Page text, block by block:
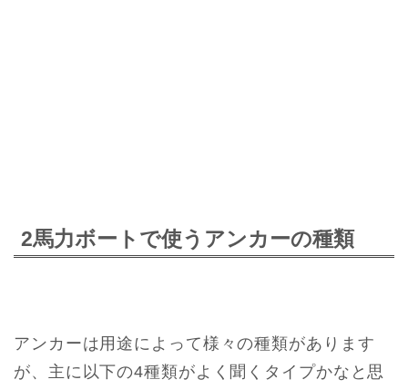
2馬力ボートで使うアンカーの種類
アンカーは用途によって様々の種類があります
が、主に以下の4種類がよく聞くタイプかなと思